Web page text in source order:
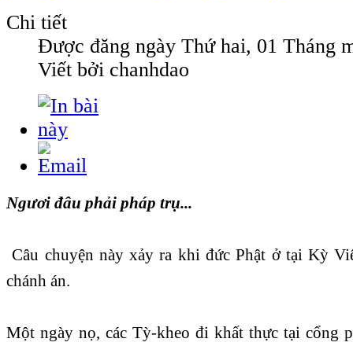
Chi tiết
Được đăng ngày Thứ hai, 01 Tháng
Viết bởi chanhdao
Ngươi đâu phải pháp trụ...
Câu chuyện này xảy ra khi đức Phật ở tại Kỳ
chánh án.
Một ngày nọ, các Tỳ-kheo đi khất thực tại cổng